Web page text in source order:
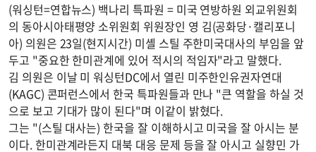
(워싱턴=연합뉴스) 백나리 특파원 = 미국 연방하원 외교위원회
의 동아시아태평양 소위원회 위원장인 영 김(공화당·캘리포니
아) 의원은 23일(현지시간) 미셸 스틸 주한미국대사의 부임을 앞
두고 "중요한 한미관계에 있어 적시의 적임자"라고 말했다.
김 의원은 이날 미 워싱턴DC에서 열린 미주한인유권자연대
(KAGC) 콘퍼런스에서 한국 특파원들과 만나 "큰 역할을 하실 것
으로 보고 기대가 많이 된다"며 이같이 밝혔다.
그는 "(스틸 대사는) 한국을 잘 이해하시고 미국을 잘 아시는 분
이다. 한미관계라든지 대북 대응 문제 등을 잘 아시고 실향민 가